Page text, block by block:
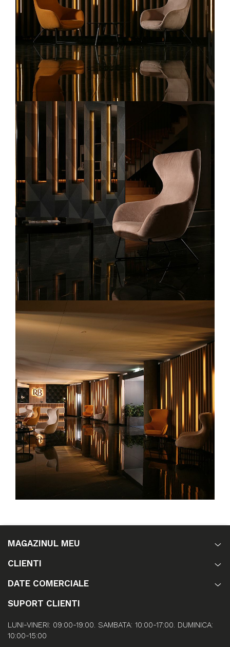
MAGAZINUL MEU
CLIENTI
DATE COMERCIALE
SUPORT CLIENTI
LUNI-VINERI: 09:00-19:00. SAMBATA: 10:00-17:00. DUMINICA:
10:00-15:00